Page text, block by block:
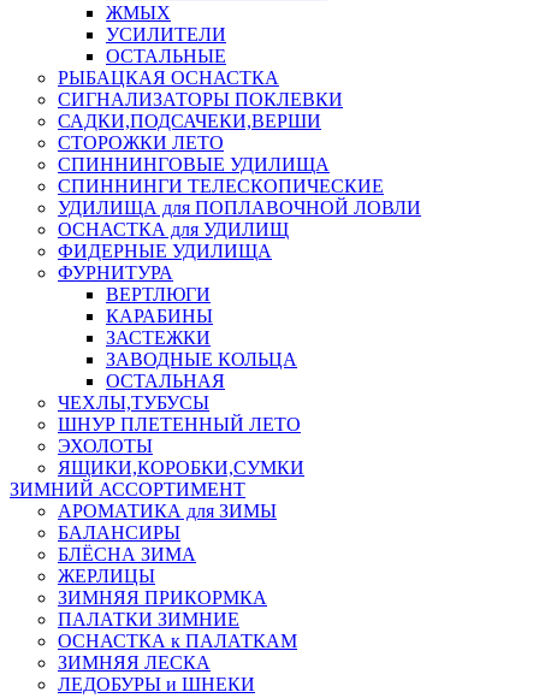
ЖМЫХ
УСИЛИТЕЛИ
ОСТАЛЬНЫЕ
РЫБАЦКАЯ ОСНАСТКА
СИГНАЛИЗАТОРЫ ПОКЛЕВКИ
САДКИ,ПОДСАЧЕКИ,ВЕРШИ
СТОРОЖКИ ЛЕТО
СПИННИНГОВЫЕ УДИЛИЩА
СПИННИНГИ ТЕЛЕСКОПИЧЕСКИЕ
УДИЛИЩА для ПОПЛАВОЧНОЙ ЛОВЛИ
ОСНАСТКА для УДИЛИЩ
ФИДЕРНЫЕ УДИЛИЩА
ФУРНИТУРА
ВЕРТЛЮГИ
КАРАБИНЫ
ЗАСТЕЖКИ
ЗАВОДНЫЕ КОЛЬЦА
ОСТАЛЬНАЯ
ЧЕХЛЫ,ТУБУСЫ
ШНУР ПЛЕТЕННЫЙ ЛЕТО
ЭХОЛОТЫ
ЯЩИКИ,КОРОБКИ,СУМКИ
ЗИМНИЙ АССОРТИМЕНТ
АРОМАТИКА для ЗИМЫ
БАЛАНСИРЫ
БЛЁСНА ЗИМА
ЖЕРЛИЦЫ
ЗИМНЯЯ ПРИКОРМКА
ПАЛАТКИ ЗИМНИЕ
ОСНАСТКА к ПАЛАТКАМ
ЗИМНЯЯ ЛЕСКА
ЛЕДОБУРЫ и ШНЕКИ